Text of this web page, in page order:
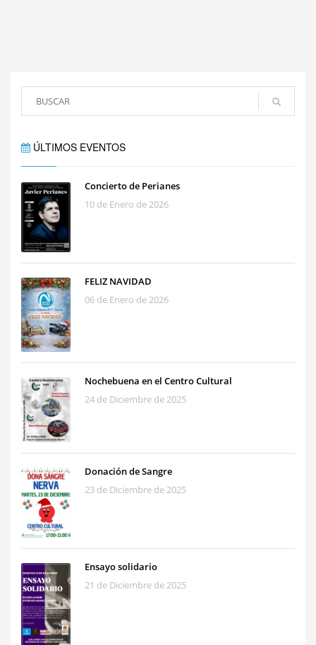
ÚLTIMOS EVENTOS
Concierto de Perianes
10 de Enero de 2026
FELIZ NAVIDAD
06 de Enero de 2026
Nochebuena en el Centro Cultural
24 de Diciembre de 2025
Donación de Sangre
23 de Diciembre de 2025
Ensayo solidario
21 de Diciembre de 2025